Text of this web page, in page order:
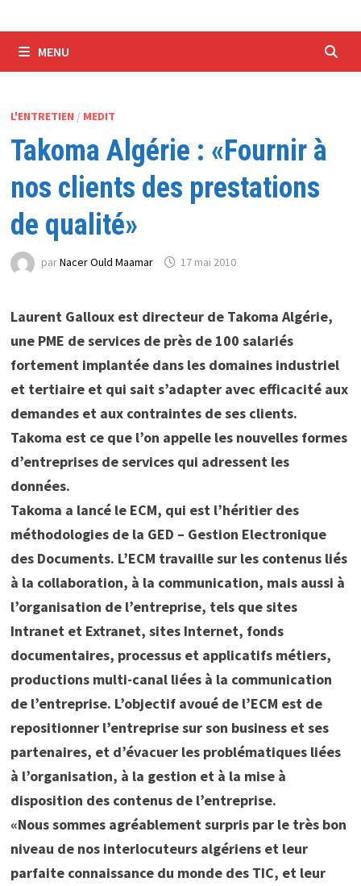
MENU
L'ENTRETIEN / MEDIT
Takoma Algérie : «Fournir à
nos clients des prestations
de qualité»
parNacer Ould Maamar 17 mai 2010
Laurent Galloux est directeur de Takoma Algérie,
une PME de services de près de 100 salariés
fortement implantée dans les domaines industriel
et tertiaire et qui sait s’adapter avec efficacité aux
demandes et aux contraintes de ses clients.
Takoma est ce que l’on appelle les nouvelles formes
d’entreprises de services qui adressent les
données.
Takoma a lancé le ECM, qui est l’héritier des
méthodologies de la GED – Gestion Electronique
des Documents. L’ECM travaille sur les contenus liés
à la collaboration, à la communication, mais aussi à
l’organisation de l’entreprise, tels que sites
Intranet et Extranet, sites Internet, fonds
documentaires, processus et applicatifs métiers,
productions multi-canal liées à la communication
de l’entreprise. L’objectif avoué de l’ECM est de
repositionner l’entreprise sur son business et ses
partenaires, et d’évacuer les problématiques liées
à l’organisation, à la gestion et à la mise à
disposition des contenus de l’entreprise.
«Nous sommes agréablement surpris par le très bon
niveau de nos interlocuteurs algériens et leur
parfaite connaissance du monde des TIC, et leur